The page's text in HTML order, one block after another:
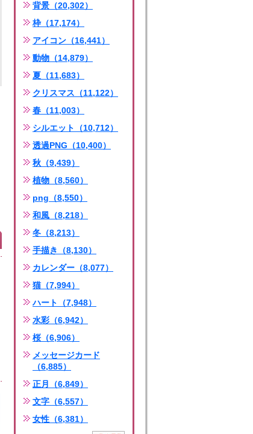
背景（20,302）
枠（17,174）
アイコン（16,441）
動物（14,879）
夏（11,683）
クリスマス（11,122）
春（11,003）
シルエット（10,712）
透過PNG（10,400）
秋（9,439）
植物（8,560）
png（8,550）
和風（8,218）
冬（8,213）
手描き（8,130）
カレンダー（8,077）
猫（7,994）
ハート（7,948）
水彩（6,942）
桜（6,906）
メッセージカード
（6,885）
正月（6,849）
文字（6,557）
女性（6,381）